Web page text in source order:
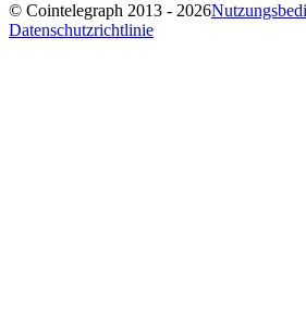
© Cointelegraph 2013 - 2026
Datenschutzrichtlinie